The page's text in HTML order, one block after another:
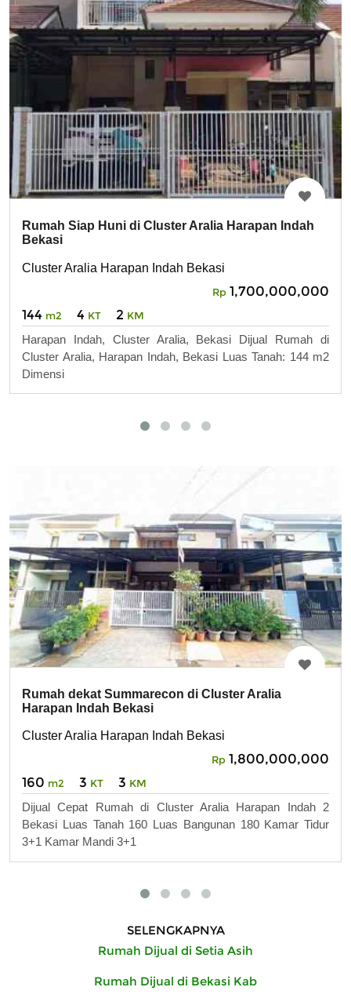
Rumah Siap Huni di Cluster Aralia Harapan Indah
Bekasi
Cluster Aralia Harapan Indah Bekasi
Rp 1,700,000,000
144 m2 4 KT 2 KM
Harapan Indah, Cluster Aralia, Bekasi Dijual Rumah di
Cluster Aralia, Harapan Indah, Bekasi Luas Tanah: 144 m2
Dimensi
Rumah dekat Summarecon di Cluster Aralia
Harapan Indah Bekasi
Cluster Aralia Harapan Indah Bekasi
Rp 1,800,000,000
160 m2 3 KT 3 KM
Dijual Cepat Rumah di Cluster Aralia Harapan Indah 2
Bekasi Luas Tanah 160 Luas Bangunan 180 Kamar Tidur
3+1 Kamar Mandi 3+1
SELENGKAPNYA
Rumah Dijual di Setia Asih
Rumah Dijual di Bekasi Kab